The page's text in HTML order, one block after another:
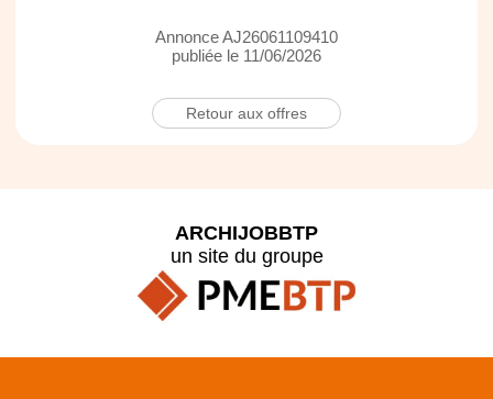
Annonce AJ26061109410
publiée le 11/06/2026
Retour aux offres
ARCHIJOBBTP
un site du groupe